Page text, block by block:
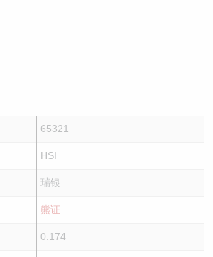
65321
HSI
瑞银
熊证
0.174